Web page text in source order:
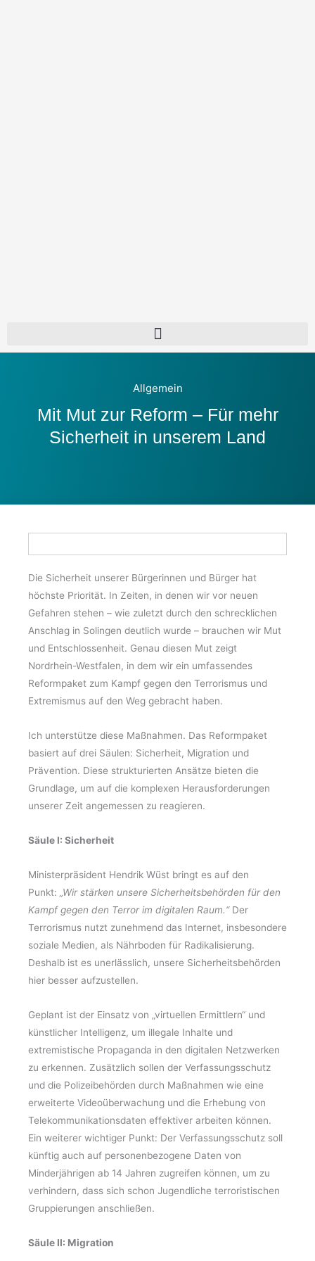
Allgemein
Mit Mut zur Reform – Für mehr
Sicherheit in unserem Land
Die Sicherheit unserer Bürgerinnen und Bürger hat
höchste Priorität. In Zeiten, in denen wir vor neuen
Gefahren stehen – wie zuletzt durch den schrecklichen
Anschlag in Solingen deutlich wurde – brauchen wir Mut
und Entschlossenheit. Genau diesen Mut zeigt
Nordrhein-Westfalen, in dem wir ein umfassendes
Reformpaket zum Kampf gegen den Terrorismus und
Extremismus auf den Weg gebracht haben.
Ich unterstütze diese Maßnahmen. Das Reformpaket
basiert auf drei Säulen: Sicherheit, Migration und
Prävention. Diese strukturierten Ansätze bieten die
Grundlage, um auf die komplexen Herausforderungen
unserer Zeit angemessen zu reagieren.
Säule I: Sicherheit
Ministerpräsident Hendrik Wüst bringt es auf den
Punkt: „Wir stärken unsere Sicherheitsbehörden für den
Kampf gegen den Terror im digitalen Raum.“ Der
Terrorismus nutzt zunehmend das Internet, insbesondere
soziale Medien, als Nährboden für Radikalisierung.
Deshalb ist es unerlässlich, unsere Sicherheitsbehörden
hier besser aufzustellen.
Geplant ist der Einsatz von „virtuellen Ermittlern“ und
künstlicher Intelligenz, um illegale Inhalte und
extremistische Propaganda in den digitalen Netzwerken
zu erkennen. Zusätzlich sollen der Verfassungsschutz
und die Polizeibehörden durch Maßnahmen wie eine
erweiterte Videoüberwachung und die Erhebung von
Telekommunikationsdaten effektiver arbeiten können.
Ein weiterer wichtiger Punkt: Der Verfassungsschutz soll
künftig auch auf personenbezogene Daten von
Minderjährigen ab 14 Jahren zugreifen können, um zu
verhindern, dass sich schon Jugendliche terroristischen
Gruppierungen anschließen.
Säule II: Migration